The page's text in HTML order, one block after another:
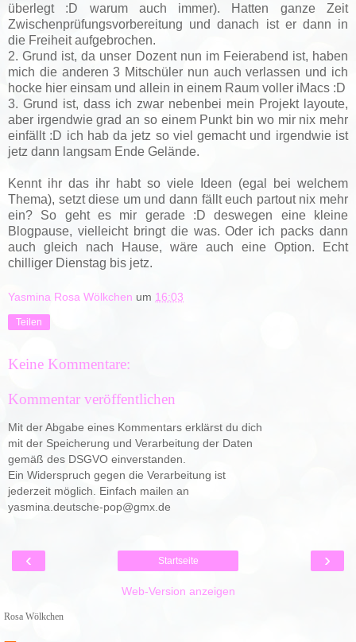
überlegt :D warum auch immer). Hatten ganze Zeit
Zwischenprüfungsvorbereitung und danach ist er dann in
die Freiheit aufgebrochen.
2. Grund ist, da unser Dozent nun im Feierabend ist, haben
mich die anderen 3 Mitschüler nun auch verlassen und ich
hocke hier einsam und allein in einem Raum voller iMacs :D
3. Grund ist, dass ich zwar nebenbei mein Projekt layoute,
aber irgendwie grad an so einem Punkt bin wo mir nix mehr
einfällt :D ich hab da jetz so viel gemacht und irgendwie ist
jetz dann langsam Ende Gelände.
Kennt ihr das ihr habt so viele Ideen (egal bei welchem
Thema), setzt diese um und dann fällt euch partout nix mehr
ein? So geht es mir gerade :D deswegen eine kleine
Blogpause, vielleicht bringt die was. Oder ich packs dann
auch gleich nach Hause, wäre auch eine Option. Echt
chilliger Dienstag bis jetz.
Yasmina Rosa Wölkchen um 16:03
Teilen
Keine Kommentare:
Kommentar veröffentlichen
Mit der Abgabe eines Kommentars erklärst du dich
mit der Speicherung und Verarbeitung der Daten
gemäß des DSGVO einverstanden.
Ein Widerspruch gegen die Verarbeitung ist
jederzeit möglich. Einfach mailen an
yasmina.deutsche-pop@gmx.de
‹ ›
Startseite
Web-Version anzeigen
Rosa Wölkchen